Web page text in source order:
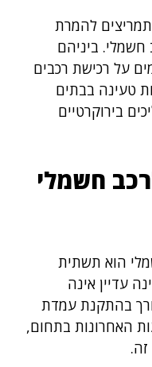
להמרת
חשמלי. ביניהם
על רכישת רכבים
טעינה בבתים
בירוקרטיים
חשמלי
הוא תשתית
עדיין אינה
בהתקנת עמדת
האחרונות בתחום,